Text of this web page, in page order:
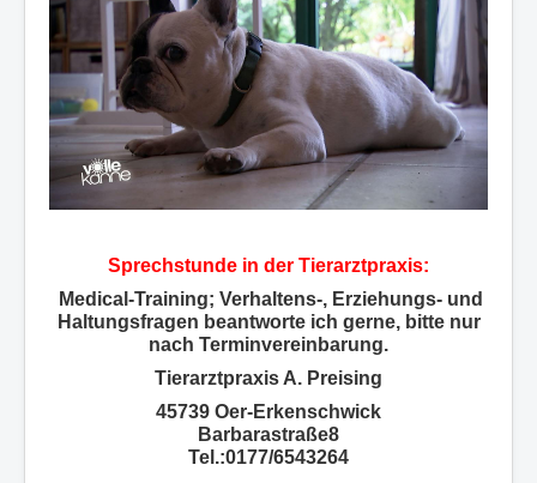
Sprechstunde in der Tierarztpraxis:
Medical-Training; Verhaltens-, Erziehungs- und
Haltungsfragen beantworte ich gerne, bitte nur
nach Terminvereinbarung.
Tierarztpraxis A. Preising
45739 Oer-Erkenschwick
Barbarastraße8
Tel.:0177/6543264